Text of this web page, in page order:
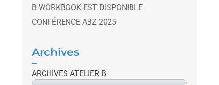
B WORKBOOK EST DISPONIBLE
CONFÉRENCE ABZ 2025
Archives
ARCHIVES ATELIER B